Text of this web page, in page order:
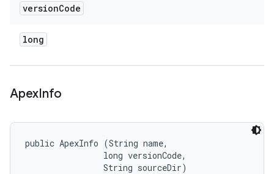
versionCode
long
ApexInfo
public ApexInfo (String name,
                long versionCode,
                String sourceDir)